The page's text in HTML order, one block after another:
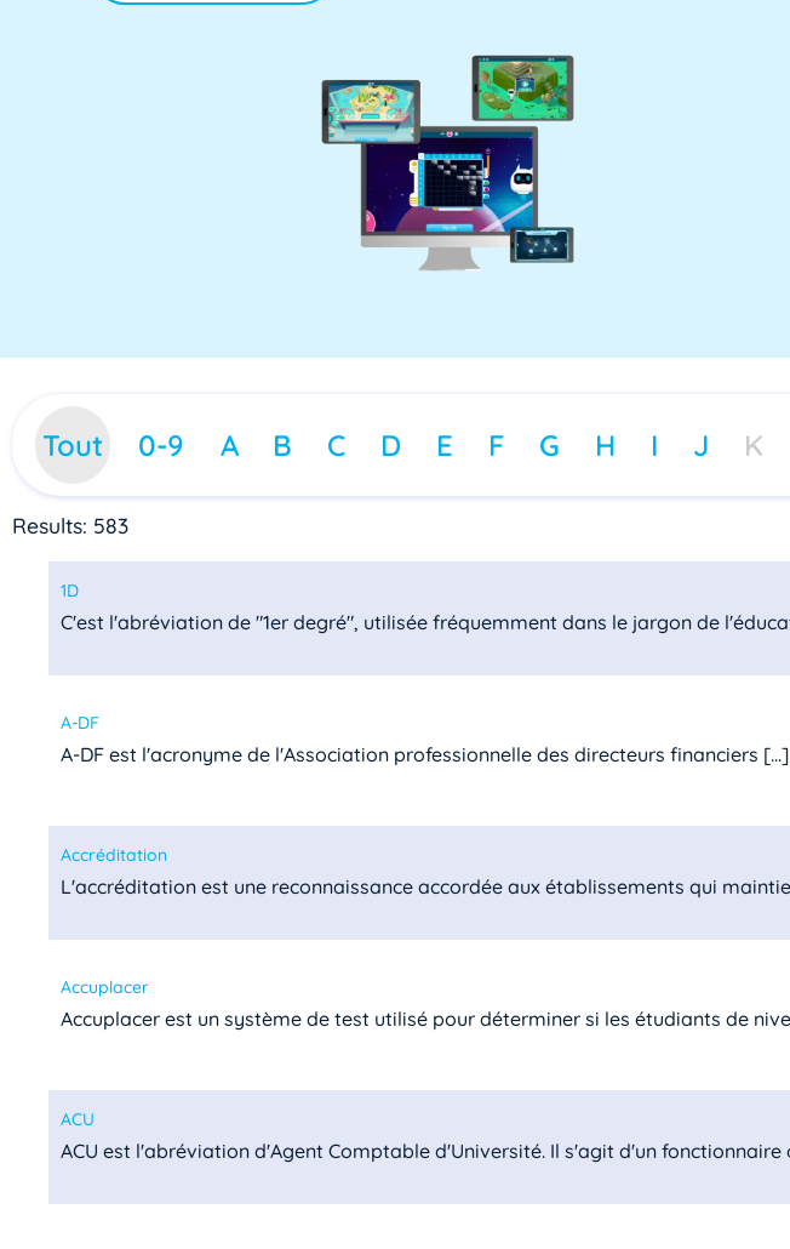
Tout 0-9 A B C D E F G H I J K
Results: 583
1D
C'est l'abréviation de "1er degré", utilisée fréquemment dans le jargon de
A-DF
A-DF est l'acronyme de l'Association professionnelle des directeurs financiers [...]
Accréditation
L'accréditation est une reconnaissance accordée aux établissements qui
Accuplacer
Accuplacer est un système de test utilisé pour déterminer si les étudiants de
ACU
ACU est l'abréviation d'Agent Comptable d'Université. Il s'agit d'un fonctionnaire